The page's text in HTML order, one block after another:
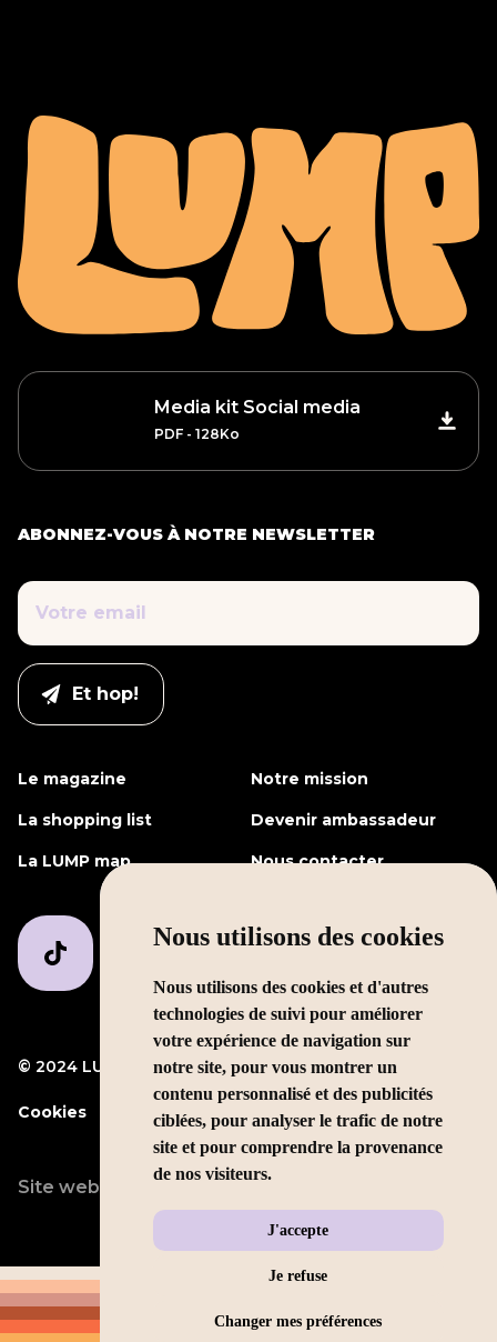
Nous utilisons des cookies
Nous utilisons des cookies et d'autres
technologies de suivi pour améliorer
votre expérience de navigation sur
notre site, pour vous montrer un
contenu personnalisé et des publicités
ciblées, pour analyser le trafic de notre
site et pour comprendre la provenance
de nos visiteurs.
J'accepte
Je refuse
Changer mes préférences
Media kit Social media
PDF - 128Ko
ABONNEZ-VOUS À NOTRE NEWSLETTER
Le magazine Notre mission
La shopping list Devenir ambassadeur
La LUMP map Nous contacter
© 2024 LUMP Media Mentions légales
Cookies
Site web conçu par LEOLEO